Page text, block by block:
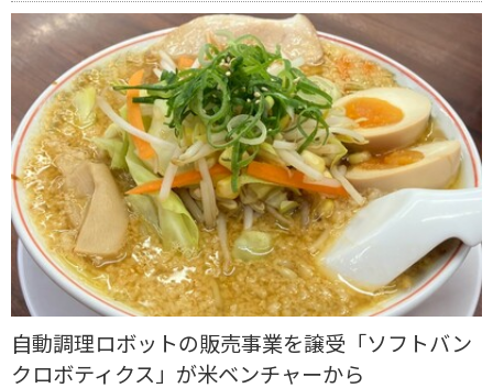
自動調理ロボットの販売事業を譲受「ソフトバン
クロボティクス」が米ベンチャーから